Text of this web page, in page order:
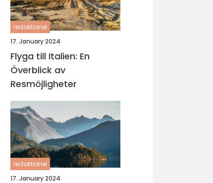
redaktionel
17. January 2024
Flyga till Italien: En
Överblick av
Resmöjligheter
redaktionel
17. January 2024